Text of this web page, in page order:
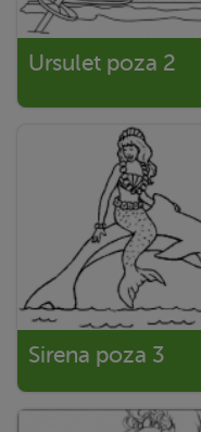
Ursulet poza 2
Sirena poza 3